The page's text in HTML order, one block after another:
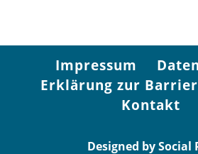
Impressum
Erklärung zur
Kontakt
Designed by Social